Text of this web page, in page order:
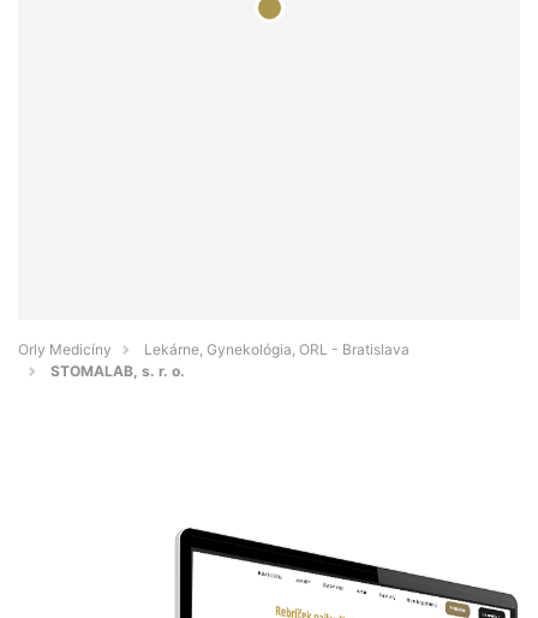
Orly Medicíny
Lekárne, Gynekológia, ORL - Bratislava
STOMALAB, s. r. o.